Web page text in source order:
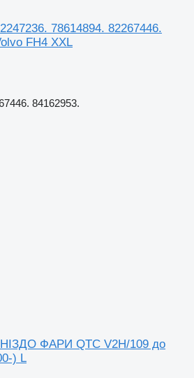
78614894. 82267446.
FH4 XXL
84162953.
ФАРИ QTC V2H/109 до
) L